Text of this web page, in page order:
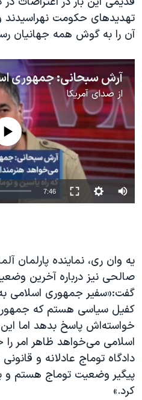
تهدیدهای حکومت
آن را به گوش همه جهانیان
ازصدای آمریکا
available
7:46
یه وان ری، نماینده پارلمان
صالحی نیز درباره آخرین
گفت:«سفیر جمهوری اسلامی
کفیل سیاسی هستم که
خواسته‌اش پاسخ بدهد اما
اسلامی می‌خواهد ظاهر امر را
دادگاه توماج عادلانه و
پیگیر وضعیت توماج هستم و
کرد.»